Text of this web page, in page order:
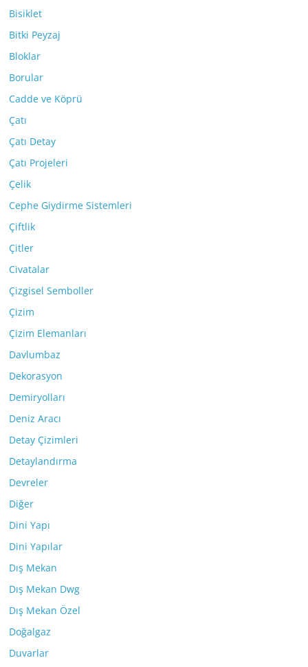
Bisiklet
Bitki Peyzaj
Bloklar
Borular
Cadde ve Köprü
Çatı
Çatı Detay
Çatı Projeleri
Çelik
Cephe Giydirme Sistemleri
Çiftlik
Çitler
Civatalar
Çizgisel Semboller
Çizim
Çizim Elemanları
Davlumbaz
Dekorasyon
Demiryolları
Deniz Aracı
Detay Çizimleri
Detaylandırma
Devreler
Diğer
Dini Yapı
Dini Yapılar
Dış Mekan
Dış Mekan Dwg
Dış Mekan Özel
Doğalgaz
Duvarlar